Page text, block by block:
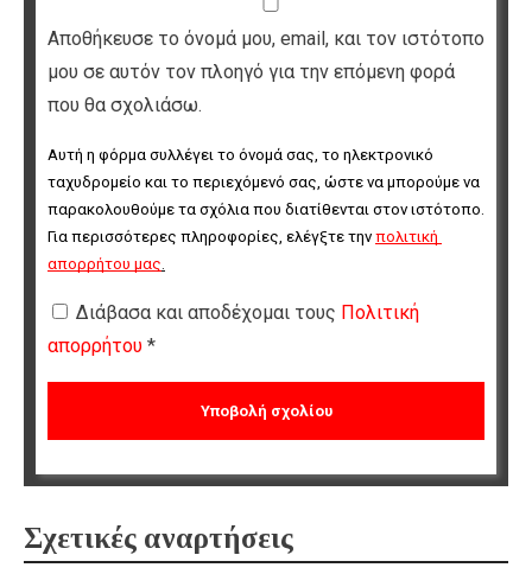
Αποθήκευσε το όνομά μου, email, και τον ιστότοπο
μου σε αυτόν τον πλοηγό για την επόμενη φορά
που θα σχολιάσω.
Αυτή η φόρμα συλλέγει το όνομά σας, το ηλεκτρονικό
ταχυδρομείο και το περιεχόμενό σας, ώστε να μπορούμε να
παρακολουθούμε τα σχόλια που διατίθενται στον ιστότοπο.
Για περισσότερες πληροφορίες, ελέγξτε την πολιτική
απορρήτου μας.
Διάβασα και αποδέχομαι τους Πολιτική
απορρήτου *
Σχετικές αναρτήσεις